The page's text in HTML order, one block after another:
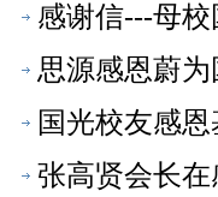
感谢信---母
思源感恩蔚
国光校友感
友动态】
张高贤会长